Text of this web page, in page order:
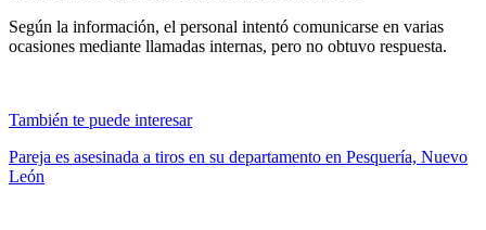
Según la información, el personal intentó comunicarse en varias
ocasiones mediante llamadas internas, pero no obtuvo respuesta.
También te puede interesar
Pareja es asesinada a tiros en su departamento en Pesquería, Nuevo
León